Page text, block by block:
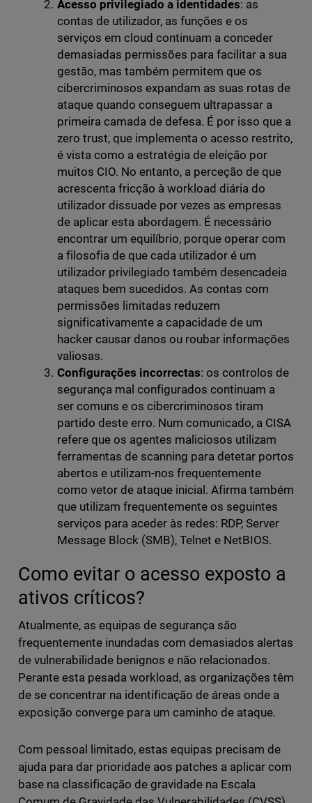
Acesso privilegiado a identidades: as
contas de utilizador, as funções e os
serviços em cloud continuam a conceder
demasiadas permissões para facilitar a sua
gestão, mas também permitem que os
cibercriminosos expandam as suas rotas de
ataque quando conseguem ultrapassar a
primeira camada de defesa. É por isso que a
zero trust, que implementa o acesso restrito,
é vista como a estratégia de eleição por
muitos CIO. No entanto, a perceção de que
acrescenta fricção à workload diária do
utilizador dissuade por vezes as empresas
de aplicar esta abordagem. É necessário
encontrar um equilíbrio, porque operar com
a filosofia de que cada utilizador é um
utilizador privilegiado também desencadeia
ataques bem sucedidos. As contas com
permissões limitadas reduzem
significativamente a capacidade de um
hacker causar danos ou roubar informações
valiosas.
Configurações incorrectas: os controlos de
segurança mal configurados continuam a
ser comuns e os cibercriminosos tiram
partido deste erro. Num comunicado, a CISA
refere que os agentes maliciosos utilizam
ferramentas de scanning para detetar portos
abertos e utilizam-nos frequentemente
como vetor de ataque inicial. Afirma também
que utilizam frequentemente os seguintes
serviços para aceder às redes: RDP, Server
Message Block (SMB), Telnet e NetBIOS.
Como evitar o acesso exposto a
ativos críticos?
Atualmente, as equipas de segurança são
frequentemente inundadas com demasiados alertas
de vulnerabilidade benignos e não relacionados.
Perante esta pesada workload, as organizações têm
de se concentrar na identificação de áreas onde a
exposição converge para um caminho de ataque.
Com pessoal limitado, estas equipas precisam de
ajuda para dar prioridade aos patches a aplicar com
base na classificação de gravidade na Escala